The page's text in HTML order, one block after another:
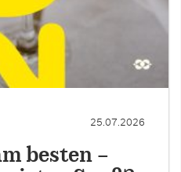
25.07.2026
besten –